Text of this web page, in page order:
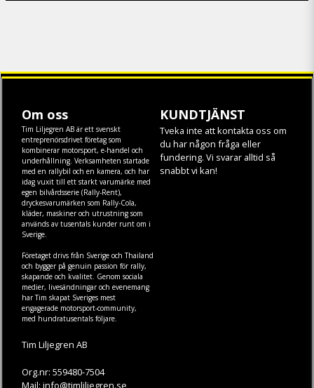
Om oss
Tim Liljegren AB är ett svenskt
entreprenörsdrivet företag som
kombinerar motorsport, e-handel och
underhållning. Verksamheten startade
med en rallybil och en kamera, och har
idag vuxit till ett starkt varumärke med
egen bilvårdsserie (Rally-Rent),
dryckesvarumärken som Rally-Cola,
kläder, maskineroch utrustning som
används av tusentals kunder runt om i
Sverige.
Företaget drivs från Sverige och Thailand
och bygger på genuin passion för rally,
skapande och kvalitet. Genom sociala
medier, livesändningar och evenemang
har Tim skapat Sveriges mest
engagerade motorsport-community,
med hundratusentals följare.
Tim Liljegren AB
Org.nr: 559480-7504
Mail: info@timliljegren.se
KUNDTJÄNST
Tveka inte att kontakta oss om
du har någon fråga eller
fundering. Vi svarar alltid så
snabbt vi kan!